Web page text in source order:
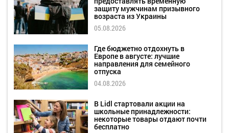
защиту мужчинам призывного
возраста из Украины
05.08.2026
Где бюджетно отдохнуть в
Европе в августе: лучшие
направления для семейного
отпуска
04.08.2026
В Lidl стартовали акции на
школьные принадлежности:
некоторые товары отдают почти
бесплатно